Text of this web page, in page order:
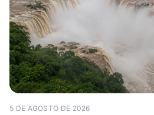
5 DE AGOSTO DE 2026